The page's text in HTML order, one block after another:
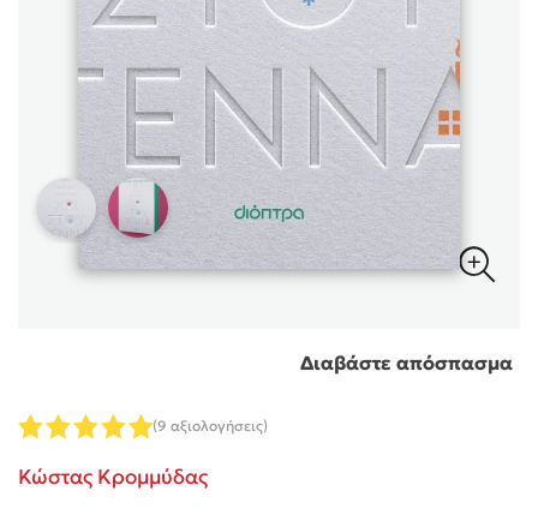
Στέφανος Ξενάκης
Το λεξικό της ζωής σου
Κώστας Κρομμύδας
Το λιμάνι μου είσαι εσύ
Διαβάστε απόσπασμα
(9 αξιολογήσεις)
Κώστας Κρομμύδας